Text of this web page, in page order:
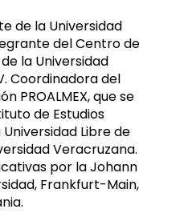
de la Universidad
del Centro de
la Universidad
Coordinadora del
PROALMEX, que se
de Estudios
Libre de
Veracruzana.
por la Johann
Frankfurt-Main,